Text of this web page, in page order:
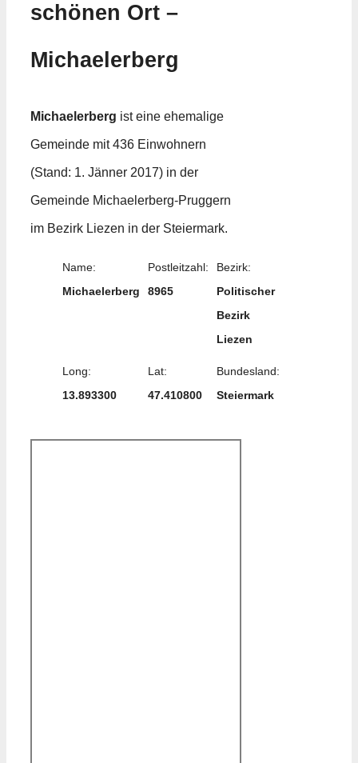
schönen Ort –
Michaelerberg
Michaelerberg ist eine ehemalige
Gemeinde mit 436 Einwohnern
(Stand: 1. Jänner 2017) in der
Gemeinde Michaelerberg-Pruggern
im Bezirk Liezen in der Steiermark.
Name:
Michaelerberg
Postleitzahl:
8965
Bezirk:
Politischer
Bezirk
Liezen
Long:
13.893300
Lat:
47.410800
Bundesland:
Steiermark